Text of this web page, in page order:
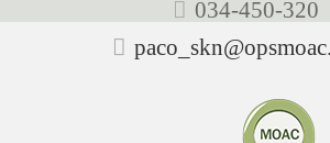
034-450-320